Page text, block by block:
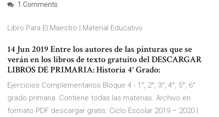
1 Comments
Libro Para El Maestro | Material Educativo
14 Jun 2019 Entre los autores de las pinturas que se
verán en los libros de texto gratuito del DESCARGAR
LIBROS DE PRIMARIA: Historia 4° Grado:
Ejercicios Complementarios Bloque 4 - 1°, 2°, 3°, 4°, 5°, 6°
grado primaria. Contiene todas las materias. Archivo en
formato PDF descargar gratis. Ciclo Escolar 2019 – 2020 |